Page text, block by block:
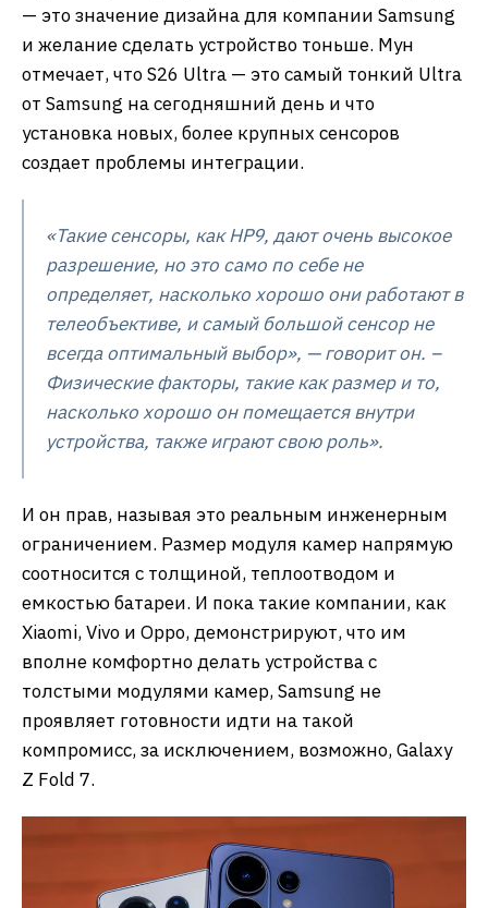
— это значение дизайна для компании Samsung
и желание сделать устройство тоньше. Мун
отмечает, что S26 Ultra — это самый тонкий Ultra
от Samsung на сегодняшний день и что
установка новых, более крупных сенсоров
создает проблемы интеграции.
«Такие сенсоры, как HP9, дают очень высокое
разрешение, но это само по себе не
определяет, насколько хорошо они работают в
телеобъективе, и самый большой сенсор не
всегда оптимальный выбор», — говорит он. –
Физические факторы, такие как размер и то,
насколько хорошо он помещается внутри
устройства, также играют свою роль».
И он прав, называя это реальным инженерным
ограничением. Размер модуля камер напрямую
соотносится с толщиной, теплоотводом и
емкостью батареи. И пока такие компании, как
Xiaomi, Vivo и Oppo, демонстрируют, что им
вполне комфортно делать устройства с
толстыми модулями камер, Samsung не
проявляет готовности идти на такой
компромисс, за исключением, возможно, Galaxy
Z Fold 7.